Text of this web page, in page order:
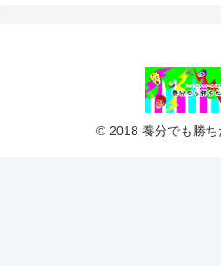
© 2018 養分でも勝ち